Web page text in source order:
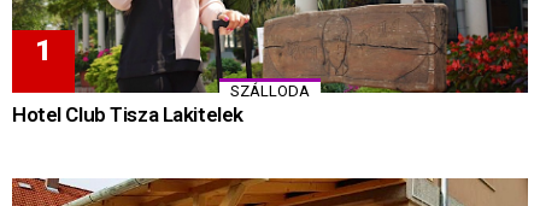
SZÁLLODA
Hotel Club Tisza Lakitelek